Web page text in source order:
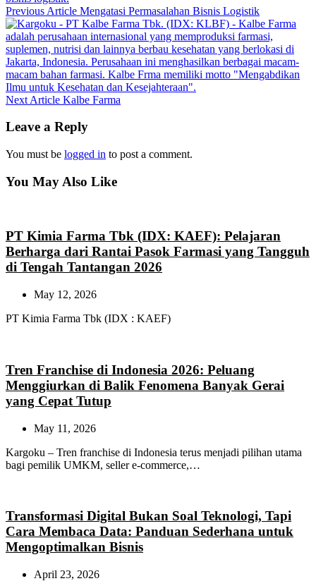
Previous Article Previous
Post:
Mengatasi Permasalahan Bisnis Logistik
Next Article Next
Kalbe Farma
Leave a Reply
You must be logged in to post a comment.
You May Also Like
PT Kimia Farma Tbk (IDX: KAEF): Pelajaran
Berharga dari Rantai Pasok Farmasi yang Tangguh
di Tengah Tantangan 2026
May 12, 2026
PT Kimia Farma Tbk (IDX : KAEF)
Tren Franchise di Indonesia 2026: Peluang
Menggiurkan di Balik Fenomena Banyak Gerai
yang Cepat Tutup
May 11, 2026
Kargoku – Tren franchise di Indonesia terus menjadi pilihan utama
bagi pemilik UMKM, seller e-commerce,…
Transformasi Digital Bukan Soal Teknologi, Tapi
Cara Membaca Data: Panduan Sederhana untuk
Mengoptimalkan Bisnis
April 23, 2026